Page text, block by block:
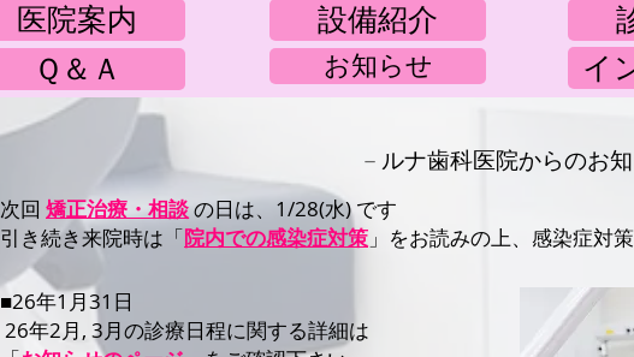
医院案内
Ｑ＆Ａ
設備紹介
お知らせ
イ
－ ルナ歯科医院からのお
​次回 矯正治療・相談の日は、1/28(水) です
引き続き来院時は「院内での感染症対策 」をお読みの上、感染症対
■26年1月31日
26年2月, 3月の診療日程に関する詳細は